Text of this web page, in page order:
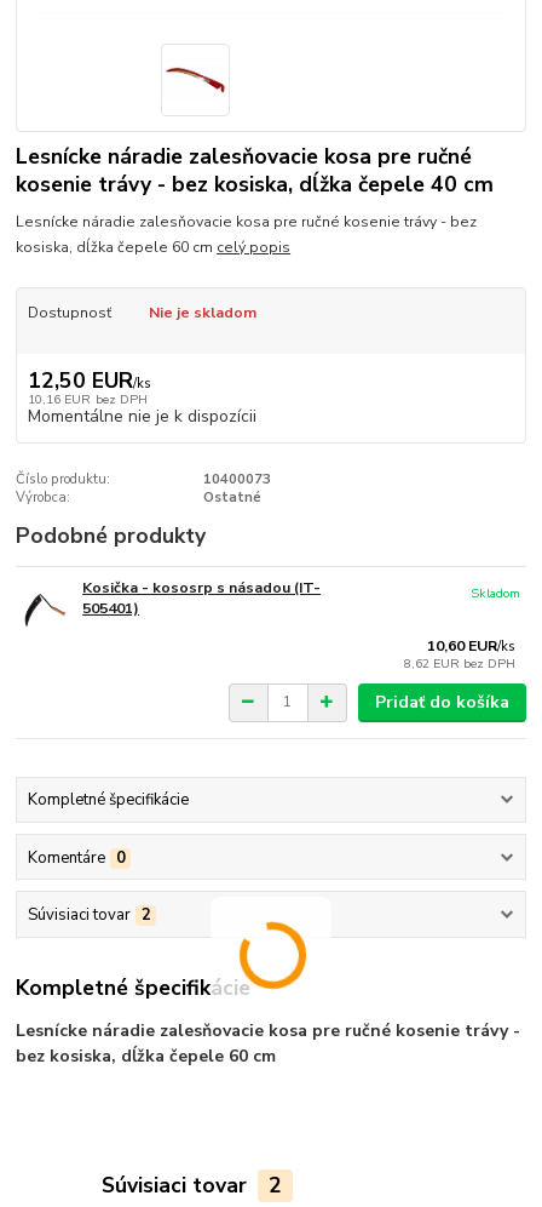
Lesnícke náradie zalesňovacie kosa pre ručné
kosenie trávy - bez kosiska, dĺžka čepele 40 cm
Lesnícke náradie zalesňovacie kosa pre ručné kosenie trávy - bez
kosiska, dĺžka čepele 60 cm celý popis
Dostupnosť Nie je skladom
12,50 EUR/ks
10,16 EUR bez DPH
Momentálne nie je k dispozícii
Číslo produktu:
10400073
Výrobca:
Ostatné
Podobné produkty
Kosička - kososrp s násadou (IT-
505401)
10,60 EUR/ks
8,62 EUR bez DPH
Skladom
Pridať do košíka
Kompletné špecifikácie
Komentáre 0
Súvisiaci tovar 2
Kompletné špecifikácie
Lesnícke náradie zalesňovacie kosa pre ručné kosenie trávy -
bez kosiska, dĺžka čepele 60 cm
Súvisiaci tovar 2